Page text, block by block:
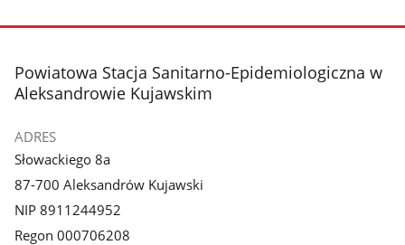
stopka
Powiatowa Stacja Sanitarno-Epidemiologiczna w
Aleksandrowie Kujawskim
ADRES
Słowackiego 8a
87-700 Aleksandrów Kujawski
NIP 8911244952
Regon 000706208